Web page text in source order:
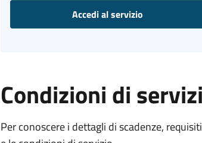
Accedi al servizio
Condizioni di
Per conoscere i dettagli di scadenze,